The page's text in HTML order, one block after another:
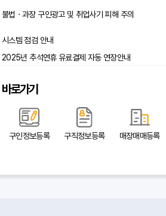
불법ㆍ과장 구인광고 및 취업사기 피해 주의
시스템 점검 안내
2025년 추석연휴 유료결제 자동 연장안내
바로가기
구인정보등록 구직정보등록 매장매매등록